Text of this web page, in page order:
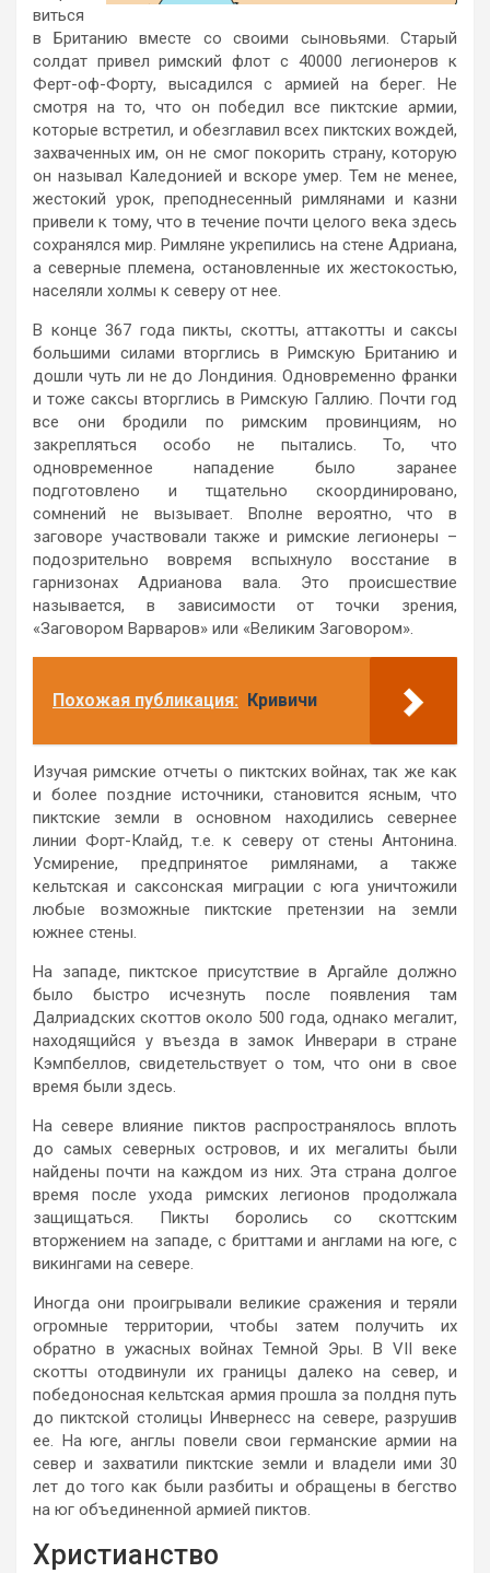
виться
в Британию вместе со своими сыновьями. Старый
солдат привел римский флот с 40000 легионеров к
Ферт-оф-Форту, высадился с армией на берег. Не
смотря на то, что он победил все пиктские армии,
которые встретил, и обезглавил всех пиктских вождей,
захваченных им, он не смог покорить страну, которую
он называл Каледонией и вскоре умер. Тем не менее,
жестокий урок, преподнесенный римлянами и казни
привели к тому, что в течение почти целого века здесь
сохранялся мир. Римляне укрепились на стене Адриана,
а северные племена, остановленные их жестокостью,
населяли холмы к северу от нее.
В конце 367 года пикты, скотты, аттакотты и саксы
большими силами вторглись в Римскую Британию и
дошли чуть ли не до Лондиния. Одновременно франки
и тоже саксы вторглись в Римскую Галлию. Почти год
все они бродили по римским провинциям, но
закрепляться особо не пытались. То, что
одновременное нападение было заранее
подготовлено и тщательно скоординировано,
сомнений не вызывает. Вполне вероятно, что в
заговоре участвовали также и римские легионеры –
подозрительно вовремя вспыхнуло восстание в
гарнизонах Адрианова вала. Это происшествие
называется, в зависимости от точки зрения,
«Заговором Варваров» или «Великим Заговором».
Похожая публикация: Кривичи
Изучая римские отчеты о пиктских войнах, так же как
и более поздние источники, становится ясным, что
пиктские земли в основном находились севернее
линии Форт-Клайд, т.е. к северу от стены Антонина.
Усмирение, предпринятое римлянами, а также
кельтская и саксонская миграции с юга уничтожили
любые возможные пиктские претензии на земли
южнее стены.
На западе, пиктское присутствие в Аргайле должно
было быстро исчезнуть после появления там
Далриадских скоттов около 500 года, однако мегалит,
находящийся у въезда в замок Инверари в стране
Кэмпбеллов, свидетельствует о том, что они в свое
время были здесь.
На севере влияние пиктов распространялось вплоть
до самых северных островов, и их мегалиты были
найдены почти на каждом из них. Эта страна долгое
время после ухода римских легионов продолжала
защищаться. Пикты боролись со скоттским
вторжением на западе, с бриттами и англами на юге, с
викингами на севере.
Иногда они проигрывали великие сражения и теряли
огромные территории, чтобы затем получить их
обратно в ужасных войнах Темной Эры. В VII веке
скотты отодвинули их границы далеко на север, и
победоносная кельтская армия прошла за полдня путь
до пиктской столицы Инвернесс на севере, разрушив
ее. На юге, англы повели свои германские армии на
север и захватили пиктские земли и владели ими 30
лет до того как были разбиты и обращены в бегство
на юг объединенной армией пиктов.
Христианство